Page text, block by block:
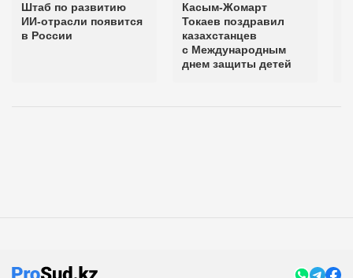
Штаб по развитию
ИИ-отрасли появится
в России
Касым-Жомарт
Токаев поздравил
казахстанцев
с Международным
днем защиты детей